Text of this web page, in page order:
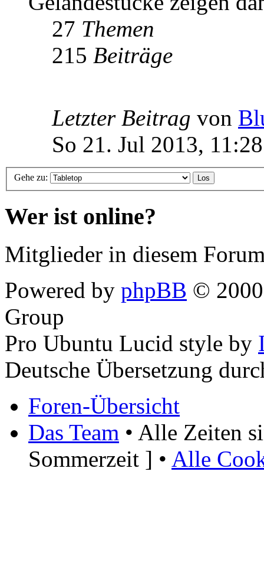
27 Themen
215 Beiträge
Letzter Beitrag von
So 21. Jul 2013, 11:28
Gehe zu:
Wer ist online?
Mitglieder in diesem
Powered by phpBB ©
Group
Pro Ubuntu Lucid style by
Deutsche Übersetzung
Foren-Übersicht
Das Team • Alle Zeiten
Sommerzeit ] • Alle